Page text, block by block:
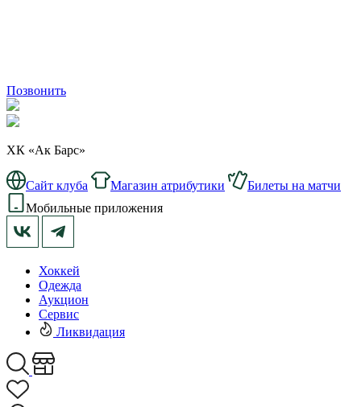
Позвонить
ХК «Ак Барс»
Сайт клуба Магазин атрибутики
Билеты на матчи
Мобильные приложения
Хоккей
Одежда
Аукцион
Сервис
Ликвидация